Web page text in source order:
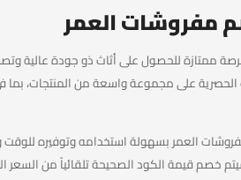
مفروشات العمر
ممتازة للحصول على أثاث ذو جودة عالية
على مجموعة واسعة من المنتجات، بما
العمر بسهولة استخدامه وتوفيره للوقت
خصم قيمة الكود الصحيحة تلقائياً من السعر